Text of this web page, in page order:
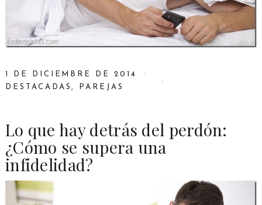
1 DE DICIEMBRE DE 2014
DESTACADAS, PAREJAS
Lo que hay detrás del perdón:
¿Cómo se supera una
infidelidad?